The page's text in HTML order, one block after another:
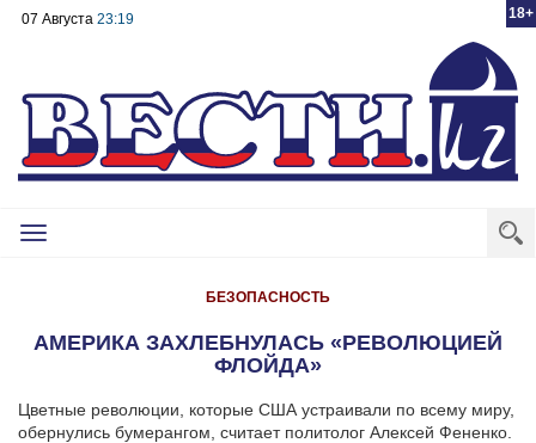
18+
07 Августа 23:19
Toggle
БЕЗОПАСНОСТЬ
АМЕРИКА ЗАХЛЕБНУЛАСЬ «РЕВОЛЮЦИЕЙ
ФЛОЙДА»
Цветные революции, которые США устраивали по всему миру,
обернулись бумерангом, считает политолог Алексей Фененко.